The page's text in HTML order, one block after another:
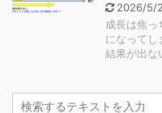
2026/5/
成長は焦っ
になってし
結果が出な